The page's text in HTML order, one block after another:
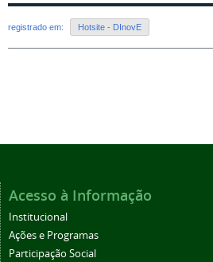
registrado em: Hotsite - DInovE
Acesso à Informação
Institucional
Ações e Programas
Participação Social